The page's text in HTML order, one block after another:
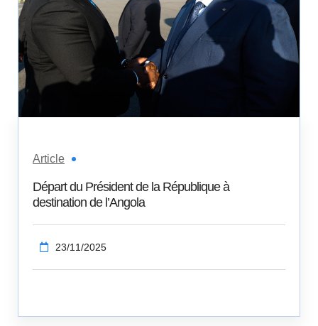
Article
Départ du Président de la République à
destination de l’Angola
23/11/2025